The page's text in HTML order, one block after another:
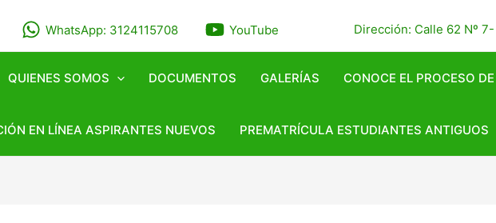
WhatsApp: 3124115708 YouTube Dirección: Calle 62 Nº
QUIENES SOMOS DOCUMENTOS GALERÍAS CONOCE EL PROCESO
EN LÍNEA ASPIRANTES NUEVOS PREMATRÍCULA ESTUDIANTES ANTIGUOS